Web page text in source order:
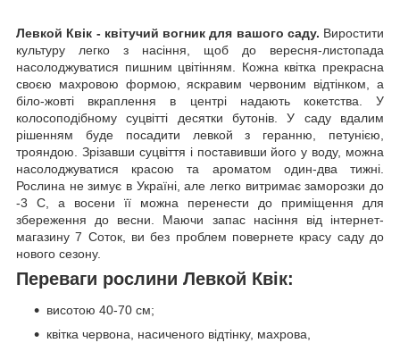
Левкой Квік - квітучий вогник для вашого саду. Виростити
культуру легко з насіння, щоб до вересня-листопада
насолоджуватися пишним цвітінням. Кожна квітка прекрасна
своєю махровою формою, яскравим червоним відтінком, а
біло-жовті вкраплення в центрі надають кокетства. У
колосоподібному суцвітті десятки бутонів. У саду вдалим
рішенням буде посадити левкой з геранню, петунією,
трояндою. Зрізавши суцвіття і поставивши його у воду, можна
насолоджуватися красою та ароматом один-два тижні.
Рослина не зимує в Україні, але легко витримає заморозки до
-3 C, а восени її можна перенести до приміщення для
збереження до весни. Маючи запас насіння від інтернет-
магазину 7 Соток, ви без проблем повернете красу саду до
нового сезону.
Переваги рослини Левкой Квік:
висотою 40-70 см;
квітка червона, насиченого відтінку, махрова,